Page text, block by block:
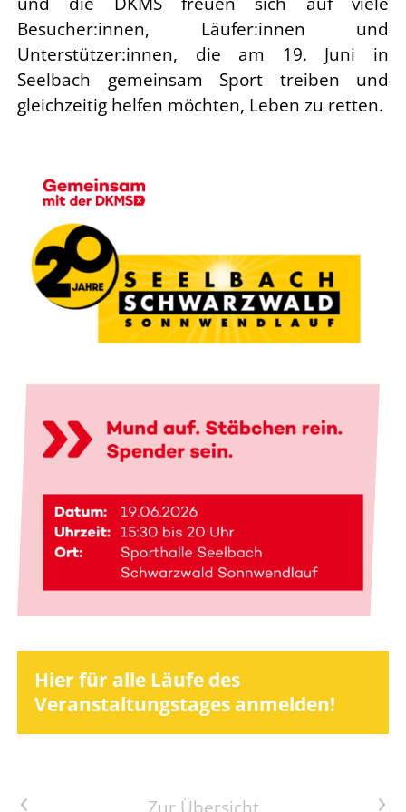
Besucher:innen, Läufer:innen und
Unterstützer:innen, die am 19. Juni in
Seelbach gemeinsam Sport treiben und
gleichzeitig helfen möchten, Leben zu retten.
Hier für alle Läufe des
Veranstaltungstages anmelden!
Vorheriger Artikel Nächster Artikel